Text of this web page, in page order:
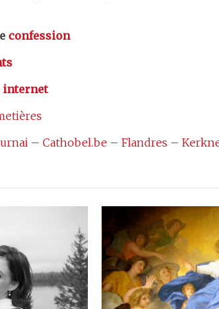
confession
internet
– Cathobel.be – Flandres –